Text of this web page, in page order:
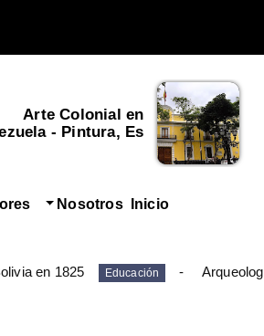
Arte Colonial en
- Pintura, Es...
Inicio
Nosotros
Educación
en 1825